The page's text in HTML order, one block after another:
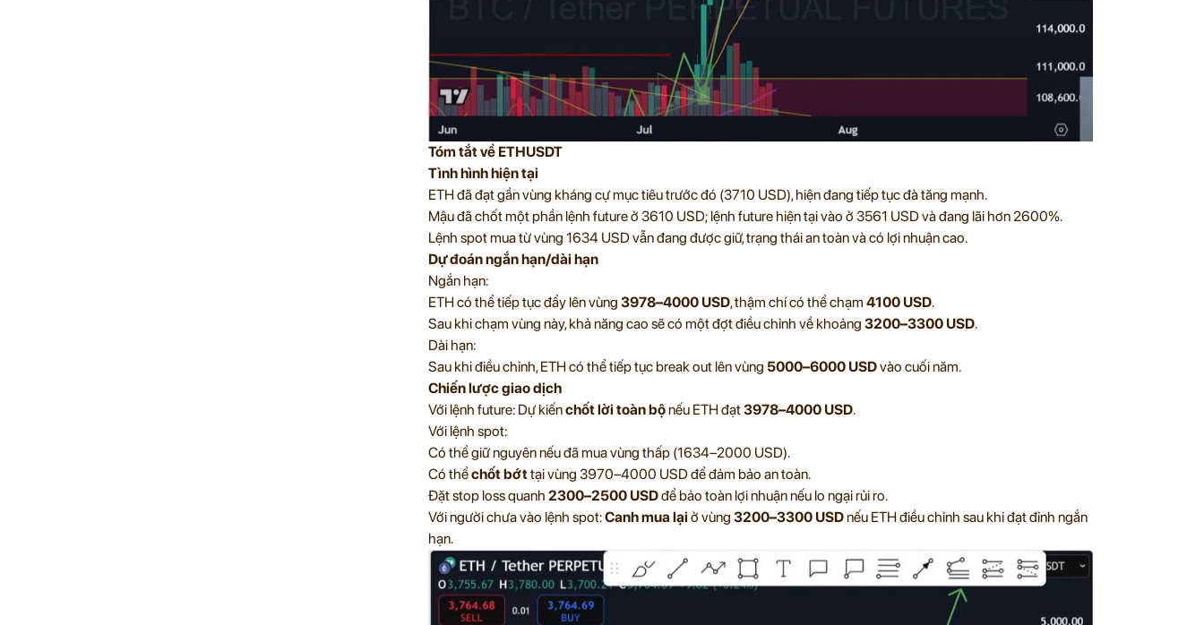
Tóm tắt về ETHUSDT
Tình hình hiện tại
ETH đã đạt gần vùng kháng cự mục tiêu trước đó (3710 USD), hiện đang tiếp tục đà tăng mạnh.
Mậu đã chốt một phần lệnh future ở 3610 USD; lệnh future hiện tại vào ở 3561 USD và đang lãi hơn 2600%.
Lệnh spot mua từ vùng 1634 USD vẫn đang được giữ, trạng thái an toàn và có lợi nhuận cao.
Dự đoán ngắn hạn/dài hạn
Ngắn hạn:
ETH có thể tiếp tục đẩy lên vùng 3978–4000 USD, thậm chí có thể chạm 4100 USD.
Sau khi chạm vùng này, khả năng cao sẽ có một đợt điều chỉnh về khoảng 3200–3300 USD.
Dài hạn:
Sau khi điều chỉnh, ETH có thể tiếp tục break out lên vùng 5000–6000 USDvào cuối năm.
Chiến lược giao dịch
Với lệnh future: Dự kiếnchốt lời toàn bộnếu ETH đạt3978–4000 USD.
Với lệnh spot:
Có thể giữ nguyên nếu đã mua vùng thấp (1634–2000 USD).
Có thểchốt bớttại vùng 3970–4000 USD để đảm bảo an toàn.
Đặt stop loss quanh 2300–2500 USDđể bảo toàn lợi nhuận nếu lo ngại rủi ro.
Với người chưa vào lệnh spot:Canh mua lại ở vùng 3200–3300 USDnếu ETH điều chỉnh sau khi đạt đỉnh ngắn
hạn.